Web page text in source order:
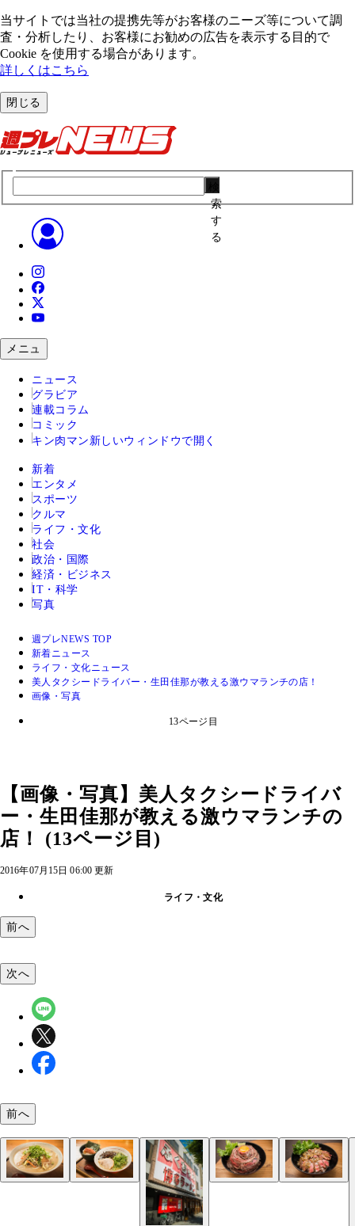
当サイトでは当社の提携先等がお客様のニーズ等について調
査・分析したり、お客様にお勧めの広告を表⽰する⽬的で
Cookie を使⽤する場合があります。
詳しくはこちら
閉じる
索
す
る
メニュ
ニュース
グラビア
連載コラム
コミック
キン肉マン 新しいウィンドウで開く
新着
エンタメ
スポーツ
クルマ
ライフ・文化
社会
政治・国際
経済・ビジネス
IT・科学
写真
週プレNEWS TOP
新着ニュース
ライフ・文化ニュース
美人タクシードライバー・生田佳那が教える激ウマランチの店！
画像・写真
13ページ目
【画像・写真】美人タクシードライバ
ー・生田佳那が教える激ウマランチの
店！ (13ページ目)
2016年07月15日 06:00 更新
ライフ・文化
前へ
マグロ卸のマグロ丼の店
次へ
前へ